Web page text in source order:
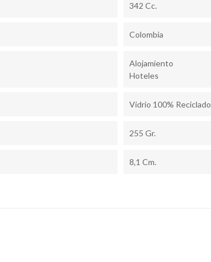
342 Cc.
Colombia
Alojamiento
Hoteles
Vidrio 100% Reciclado
255 Gr.
8,1 Cm.